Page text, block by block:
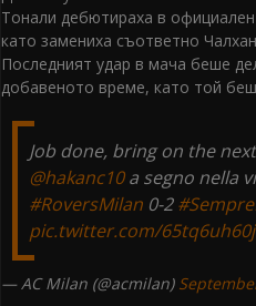
Тонали дебютираха в
като замениха съответно
Последният удар в мача беше
добавеното време, като той
Job done, bring on the
@hakanc10a segno nella
#RoversMilan 0-2
pic.twitter.com/65tq6uh60j
— AC Milan (@acmilan)